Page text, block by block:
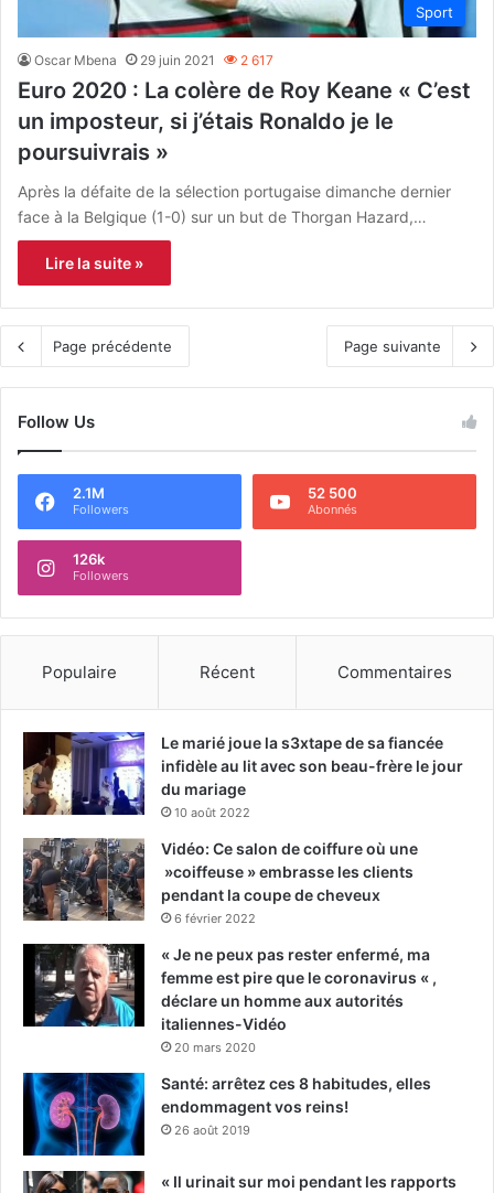
Sport
Oscar Mbena 29 juin 2021 2 617
Euro 2020 : La colère de Roy Keane « C’est
un imposteur, si j’étais Ronaldo je le
poursuivrais »
Après la défaite de la sélection portugaise dimanche dernier
face à la Belgique (1-0) sur un but de Thorgan Hazard,…
Lire la suite »
Page précédente Page suivante
Follow Us
2.1M
Followers
52 500
Abonnés
126k
Followers
Populaire Récent Commentaires
Le marié joue la s3xtape de sa fiancée
infidèle au lit avec son beau-frère le jour
du mariage
10 août 2022
Vidéo: Ce salon de coiffure où une
»coiffeuse » embrasse les clients
pendant la coupe de cheveux
6 février 2022
« Je ne peux pas rester enfermé, ma
femme est pire que le coronavirus « ,
déclare un homme aux autorités
italiennes-Vidéo
20 mars 2020
Santé: arrêtez ces 8 habitudes, elles
endommagent vos reins!
26 août 2019
« Il urinait sur moi pendant les rapports